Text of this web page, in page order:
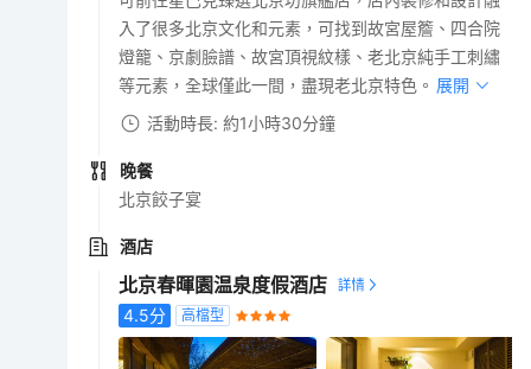
入了很多北京文化和元素，可找到故宮屋簷、四合院
燈籠、京劇臉譜、故宮頂視紋樣、老北京純手工刺繡
等元素，全球僅此一間，盡現老北京特色。 展開
活動時長: 約1小時30分鐘
晚餐
北京餃子宴
酒店
北京春暉園温泉度假酒店
4.5分 高檔型